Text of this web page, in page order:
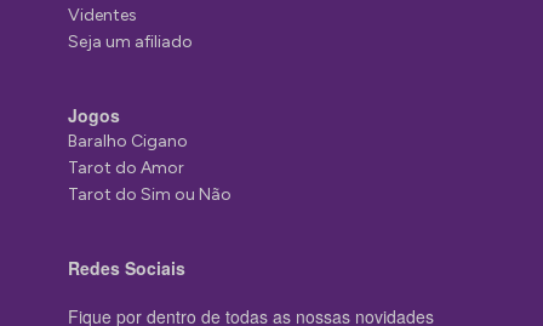
Videntes
Seja um afiliado
Jogos
Baralho Cigano
Tarot do Amor
Tarot do Sim ou Não
Redes Sociais
Fique por dentro de todas as nossas novidades